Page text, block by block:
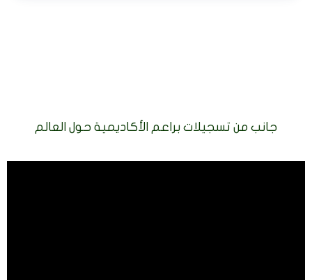
جانب من تسجيلات براعم الأكاديمية حول العالم